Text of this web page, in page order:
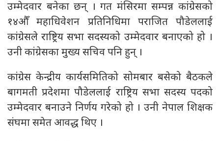
उम्मेदवार बनेका छन् । गत मंसिरमा सम्पन्न कांग्रेसको
१४औँ महाधिवेशन प्रतिनिधिमा पराजित पौडेललाई
कांग्रेसले राष्ट्रिय सभा सदस्यको उम्मेदवार बनाएको हो ।
उनी कांग्रेसका मुख्य सचिव पनि हुन् ।
कांग्रेस केन्द्रीय कार्यसमितिको सोमबार बसेको बैठकले
बागमती प्रदेशमा पौडेललाई राष्ट्रिय सभा सदस्य पदको
उम्मेदवार बनाउने निर्णय गरेको हो । उनी नेपाल शिक्षक
संघमा समेत आवद्ध थिए ।